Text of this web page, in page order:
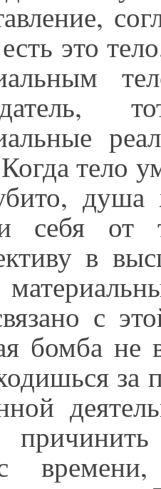
это
тело
душа
себя от
в
с
бомба не
за